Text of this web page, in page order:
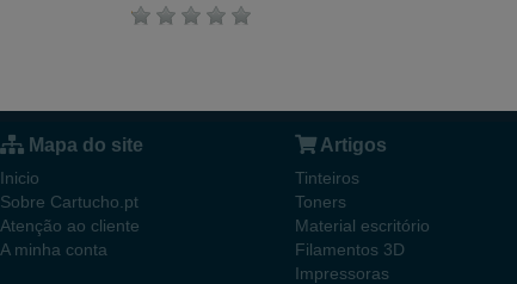
Mapa do site
Inicio
Sobre Cartucho.pt
Atenção ao cliente
A minha conta
Artigos
Tinteiros
Toners
Material escritório
Filamentos 3D
Impressoras